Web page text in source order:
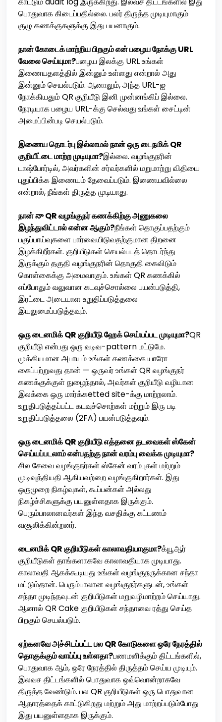
பொதுவாக கிடைப்பதில்லை. பலர் திருத்த முடியுமாகும்
குழு கணக்குகளுக்கு இது பயனாகும்.
நான் கோடைக் மாற்றிய பிறகும் என் பழைய நோக்கு URL
வேலை செய்யுமா?பழைய இலக்கு URL உங்கள்
இணையதளத்தில் இன்னும் உள்ளது என்றால் அது
இன்னும் செயல்படும். ஆனாலும், அந்த URL-ஐ
நோக்கியதும் QR குறியீடு இனி முன்னங்கிப் இல்லை.
நேரடியாக பழைய URL-க்கு செல்வது உங்கள் சைட்டின்
அமைப்பின்படி செயல்படும்.
இணைய தொடர்பு இல்லாமல் நான் ஒரு டைநமிக் QR
குறியீட்டை மாற்ற முடியுமா?இல்லை. வழங்குநரின்
டாஷ்போர்டில், அவர்களின் சர்வர்களில் மறுமாற்று விதியை
புதுப்பிக்க இணையம் தேவைப்படும். இணையவில்லை
என்றால், நீங்கள் திருத்த முடியாது.
நான் నా QR வழங்குநர் கணக்கிற்கு அணுகலை
இழந்துவிட்டால் என்ன ஆகும்?நீங்கள் தொகுப்பதற்கும்
பகுப்பாய்வுகளை பார்வையிடுவதற்குமான திறனை
இழக்கிறீர்கள். குறியீடுகள் செயல்படத் தொடர்ந்து
இருக்கும் தகுதி வழங்குநரின் தொகுதி கைவிடும்
கொள்கைக்கு அமைவாகும். உங்கள் QR கணக்கில்
எப்போதும் வலுவான கடவுச்சொல்லை பயன்படுத்தி,
இரட்டை அடையாள உறுதிப்படுத்தலை
இயலுமைப்படுத்தவும்.
ஒரு டைனமிக் QR குறியீடு ஹேக் செய்யப்பட முடியுமா?QR
குறியீடு என்பது ஒரு வடிவ-pattern மட்டுமே.
முக்கியமான அபாயம் உங்கள் கணக்கை யாரோ
கைப்பற்றுவது தான் — ஒருவர் உங்கள் QR வழங்குநர்
கணக்குக்குள் நுழைந்தால், அவர்கள் குறியீடு வழியான
இலக்கை ஒரு மார்க்கetted site-க்கு மாற்றலாம்.
உறுதிபடுத்தப்பட்ட கடவுச்சொற்கள் மற்றும் இரு படி
உறுதிப்படுத்தலை (2FA) பயன்படுத்தவும்.
ஒரு டைனமிக் QR குறியீடு எத்தனை தடவைகள் ஸ்கேன்
செய்யப்படலாம் என்பதற்கு நான் வரம்பு வைக்க முடியுமா?
சில சேவை வழங்குநர்கள் ஸ்கேன் வரம்புகள் மற்றும்
முடிவுத்தியதி ஆகியவற்றை வழங்குகிறார்கள். இது
ஒருமுறை நிகழ்வுகள், கூப்பன்கள் அல்லது
நிகழ்ச்சிகளுக்கு பயனுள்ளதாக இருக்கும்.
பெரும்பாலானவர்கள் இந்த வசதிக்கு கட்டணம்
வசூலிக்கின்றனர்.
டைனமிக் QR குறியீடுகள் காலாவதியாகுமா?க்யூஆர்
குறியீடுகள் தாங்களாகவே காலாவதியாக முடியாது.
காலாவதி ஆகக்கூடியது உங்கள் வழங்குநருக்கான சந்தா
மட்டும்தான். பெரும்பாலான வழங்குநர்களுடன், உங்கள்
சந்தா முடிந்தவுடன் குறியீடுகள் மறுவழிமாற்றம் செய்யாது.
ஆனால் QR Cake குறியீடுகள் சந்தாவை ரத்து செய்த
பிறகும் செயல்படும்.
ஏற்கனவே அச்சிடப்பட்ட பல QR கோடுகளை ஒரே நேரத்தில்
தொகுக்கும் வாய்ப்பு உள்ளதா?பணமளிக்கும் திட்டங்களில்,
பொதுவாக ஆம், ஒரே நேரத்தில் திருத்தம் செய்ய முடியும்.
இலவச திட்டங்களில் பொதுவாக ஒவ்வொன்றாகவே
திருத்த வேண்டும். பல QR குறியீடுகள் ஒரு பொதுவான
ஆதாரத்தைக் காட்டுகிறது மற்றும் அது மாற்றப்படும்போது
இது பயனுள்ளதாக இருக்கும்.